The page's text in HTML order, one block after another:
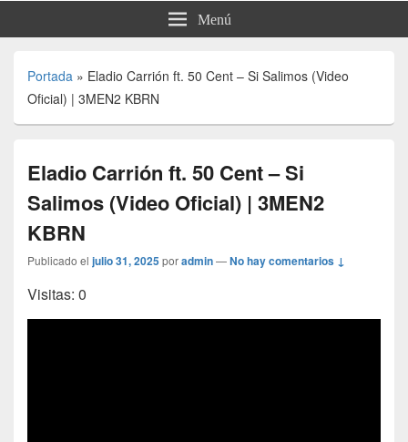
Menú
Portada » Eladio Carrión ft. 50 Cent – Si Salimos (Video
Oficial) | 3MEN2 KBRN
Eladio Carrión ft. 50 Cent – Si
Salimos (Video Oficial) | 3MEN2
KBRN
Publicado el julio 31, 2025poradmin—No hay comentarios ↓
Visitas: 0